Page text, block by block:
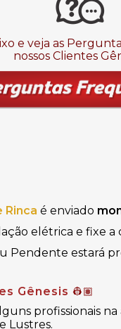
e veja as
nossos Clientes
Rinca é enviado
elétrica e fixe
Pendente estará
Gênesis 👷🏽
profissionais na
Lustres.